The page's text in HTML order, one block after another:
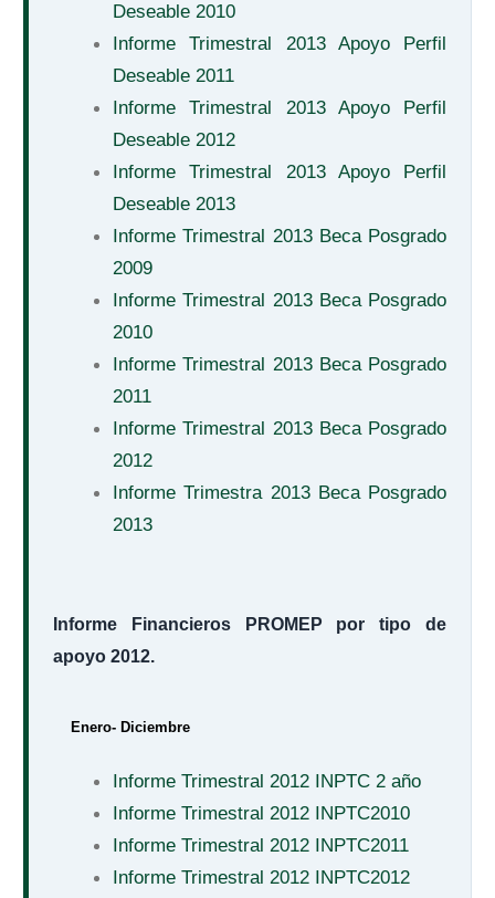
Deseable 2010
Informe Trimestral 2013 Apoyo Perfil
Deseable 2011
Informe Trimestral 2013 Apoyo Perfil
Deseable 2012
Informe Trimestral 2013 Apoyo Perfil
Deseable 2013
Informe Trimestral 2013 Beca Posgrado
2009
Informe Trimestral 2013 Beca Posgrado
2010
Informe Trimestral 2013 Beca Posgrado
2011
Informe Trimestral 2013 Beca Posgrado
2012
Informe Trimestra 2013 Beca Posgrado
2013
Informe Financieros PROMEP por tipo de
apoyo 2012.
Enero- Diciembre
Informe Trimestral 2012 INPTC 2 año
Informe Trimestral 2012 INPTC2010
Informe Trimestral 2012 INPTC2011
Informe Trimestral 2012 INPTC2012